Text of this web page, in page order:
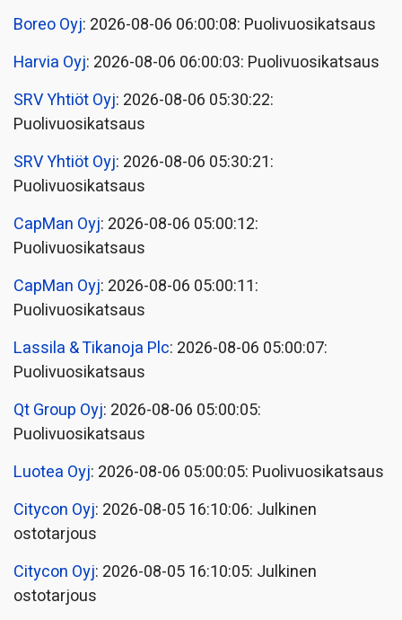
Boreo Oyj: 2026-08-06 06:00:08: Puolivuosikatsaus
Harvia Oyj: 2026-08-06 06:00:03: Puolivuosikatsaus
SRV Yhtiöt Oyj: 2026-08-06 05:30:22:
Puolivuosikatsaus
SRV Yhtiöt Oyj: 2026-08-06 05:30:21:
Puolivuosikatsaus
CapMan Oyj: 2026-08-06 05:00:12:
Puolivuosikatsaus
CapMan Oyj: 2026-08-06 05:00:11:
Puolivuosikatsaus
Lassila & Tikanoja Plc: 2026-08-06 05:00:07:
Puolivuosikatsaus
Qt Group Oyj: 2026-08-06 05:00:05:
Puolivuosikatsaus
Luotea Oyj: 2026-08-06 05:00:05: Puolivuosikatsaus
Citycon Oyj: 2026-08-05 16:10:06: Julkinen
ostotarjous
Citycon Oyj: 2026-08-05 16:10:05: Julkinen
ostotarjous